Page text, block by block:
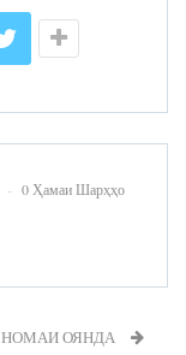
0 Ҳамаи Шарҳҳо
НОМАИ ОЯНДА